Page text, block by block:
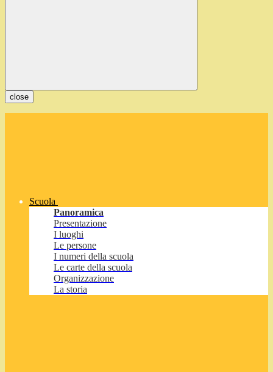
close
Scuola
Panoramica
Presentazione
I luoghi
Le persone
I numeri della scuola
Le carte della scuola
Organizzazione
La storia